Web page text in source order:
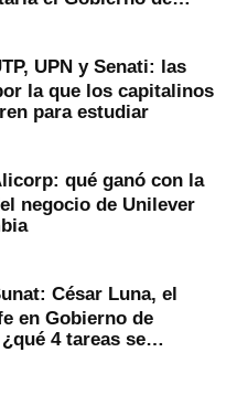
UPN y Senati: las
la que los capitalinos
para estudiar
qué ganó con la
negocio de Unilever
César Luna, el
en Gobierno de
4 tareas se